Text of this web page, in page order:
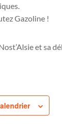
Gazoline !
et sa